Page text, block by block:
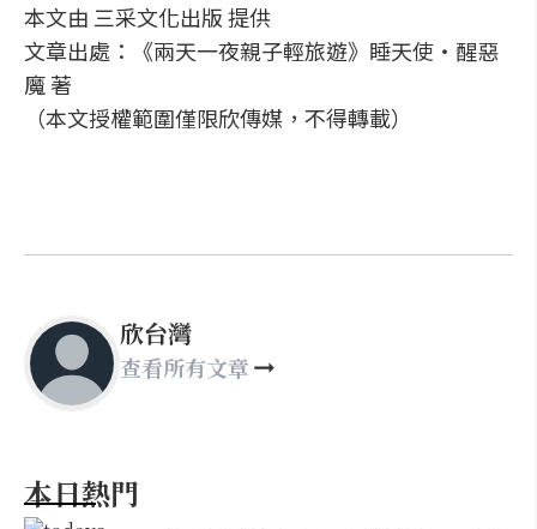
本文由 三采文化出版 提供
文章出處：《兩天一夜親子輕旅遊》睡天使‧醒惡
魔 著
（本文授權範圍僅限欣傳媒，不得轉載）
欣台灣
查看所有文章
本日熱門